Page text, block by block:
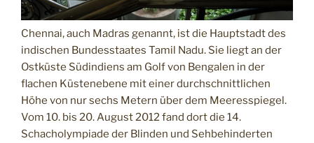
Chennai, auch Madras genannt, ist die Hauptstadt des
indischen Bundesstaates Tamil Nadu. Sie liegt an der
Ostküste Südindiens am Golf von Bengalen in der
flachen Küstenebene mit einer durchschnittlichen
Höhe von nur sechs Metern über dem Meeresspiegel.
Vom 10. bis 20. August 2012 fand dort die 14.
Schacholympiade der Blinden und Sehbehinderten